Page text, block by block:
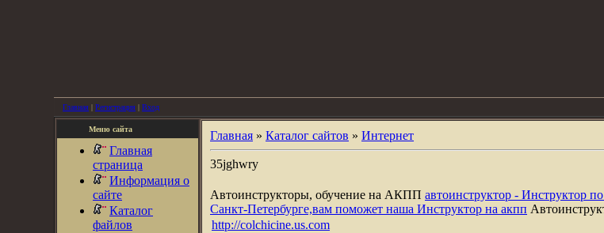
Главная | Регистрация | Вход
Меню сайта
Главная
страница
Информация о
сайте
Каталог
файлов
Главная » Каталог сайтов » Интернет
35jghwry
Автоинструкторы, обучение на АКПП автоинструктор - Инструктор
Санкт-Петербурге,вам поможет наша Инструктор на акпп
http://colchicine.us.com